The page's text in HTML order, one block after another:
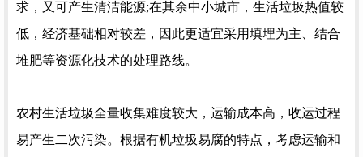
求，又可产生清洁能源;在其余中小城市，生活垃圾热值较
低，经济基础相对较差，因此更适宜采用填埋为主、结合
堆肥等资源化技术的处理路线。
农村生活垃圾全量收集难度较大，运输成本高，收运过程
易产生二次污染。根据有机垃圾易腐的特点，考虑运输和